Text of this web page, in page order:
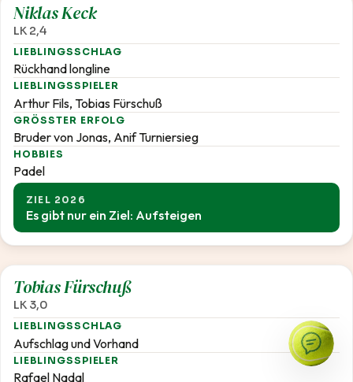
Niklas Keck
LK 2,4
LIEBLINGSSCHLAG
Rückhand longline
LIEBLINGSSPIELER
Arthur Fils, Tobias Fürschuß
GRÖSSTER ERFOLG
Bruder von Jonas, Anif Turniersieg
HOBBIES
Padel
ZIEL 2026
Es gibt nur ein Ziel: Aufsteigen
Tobias Fürschuß
LK 3,0
LIEBLINGSSCHLAG
Aufschlag und Vorhand
LIEBLINGSSPIELER
Rafael Nadal